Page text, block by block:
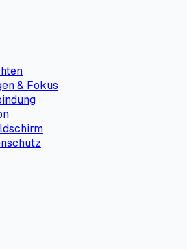
& Fokus